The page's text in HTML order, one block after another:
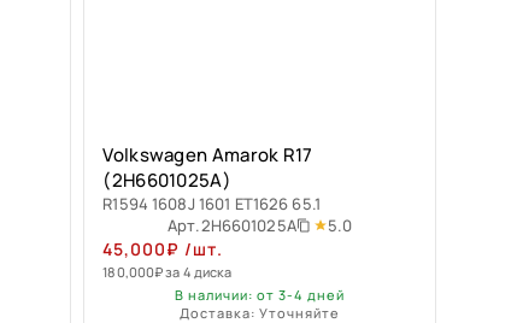
Volkswagen Amarok R17
(2H6601025A)
R1594 1608J 1601 ET1626 65.1
Арт.2H6601025A 5.0
45,000₽ /шт.
180,000₽за 4 диска
В наличии: от 3-4 дней
Доставка: Уточняйте